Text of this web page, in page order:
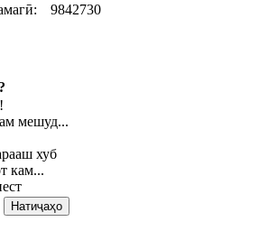
9842730
мешуд...
хуб
кам...